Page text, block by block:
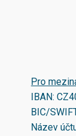
Pro
IBAN:
BIC/
Název